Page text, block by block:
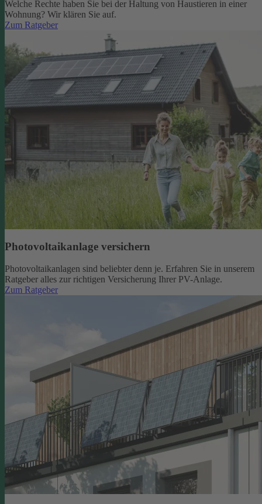
Welche Rechte haben Sie bei der Haltung von Haustieren in einer
Wohnung? Wir klären Sie auf.
Zum Ratgeber
Photovoltaikanlage versichern
Photovoltaikanlagen sind beliebter denn je. Erfahren Sie in unserem
Ratgeber alles zur richtigen Versicherung Ihrer PV-Anlage.
Zum Ratgeber